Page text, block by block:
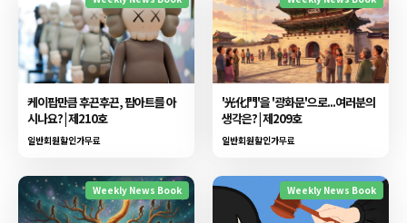
케이팝만큼 후끈후끈, 팝아트를 아
시나요? | 제210호
일반회원할인가무료
'光化門'을 '광화문'으로...여러분의
생각은? | 제209호
일반회원할인가무료
Weekly News Book Weekly News Book